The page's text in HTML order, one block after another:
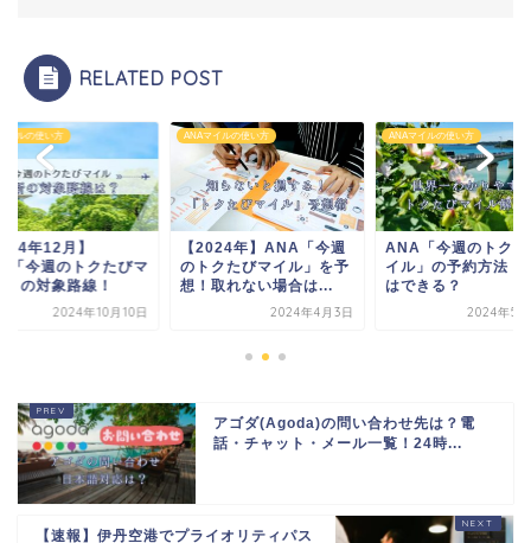
RELATED POST
イルの使い方
年12月】
「今週のトクたびマ
」の対象路線！
2024年10月10日
ANAマイルの使い方
【2024年】ANA「今週
のトクたびマイル」を予
想！取れない場合は...
2024年4月3日
ANAマイルの使い方
ANA「今週のトクた
イル」の予約方法！
はできる？
2024年5
アゴダ(Agoda)の問い合わせ先は？電
話・チャット・メール一覧！24時...
【速報】伊丹空港でプライオリティパス